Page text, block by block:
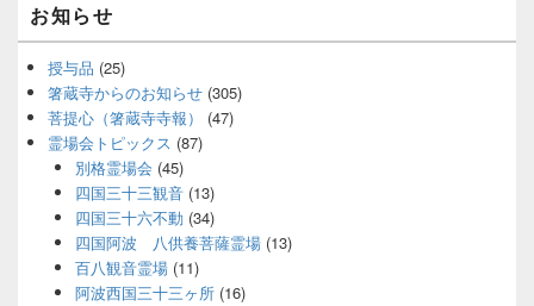
ッ
ト
エ
ア
お知らせ
授与品 (25)
箸蔵寺からのお知らせ (305)
菩提心（箸蔵寺寺報）
(47)
霊場会トピックス (87)
別格霊場会 (45)
四国三十三観音(13)
四国三十六不動 (34)
四国阿波 八供養菩薩霊場(13)
百八観音霊場(11)
阿波西国三十三ヶ所(16)